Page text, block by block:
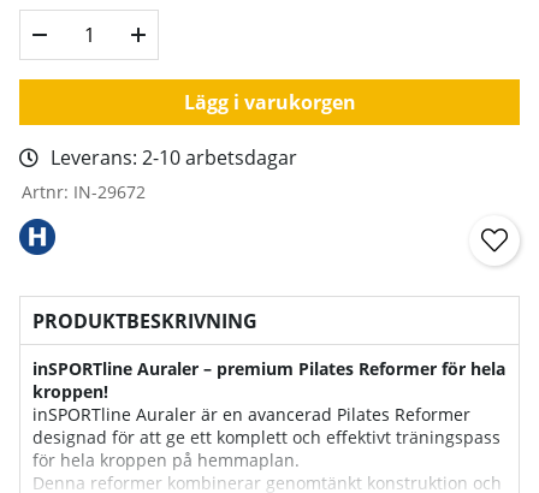
Lägg i varukorgen
Leverans: 2-10 arbetsdagar
Artnr: IN-29672
PRODUKTBESKRIVNING
inSPORTline Auraler – premium Pilates Reformer för hela
kroppen!
inSPORTline Auraler är en avancerad Pilates Reformer
designad för att ge ett komplett och effektivt träningspass
för hela kroppen på hemmaplan.
Denna reformer kombinerar genomtänkt konstruktion och